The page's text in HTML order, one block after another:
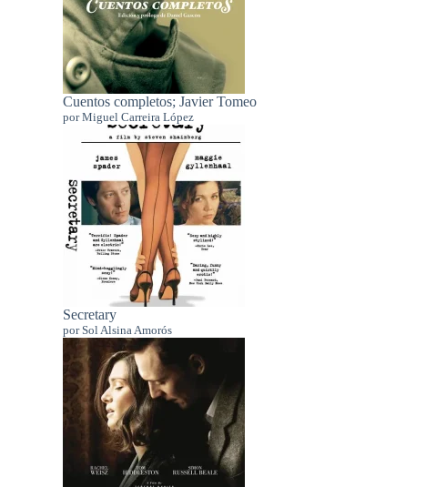
Cuentos completos; Javier Tomeo
por Miguel Carreira López
Secretary
por Sol Alsina Amorós